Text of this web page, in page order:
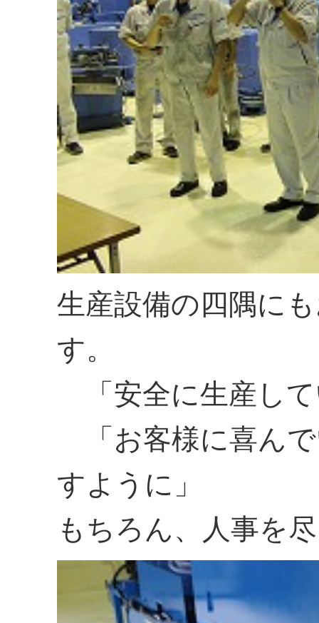
生産設備の四隅に
す。
「安全に生産し
「お客様に喜ん
すように」
もちろん、人事を